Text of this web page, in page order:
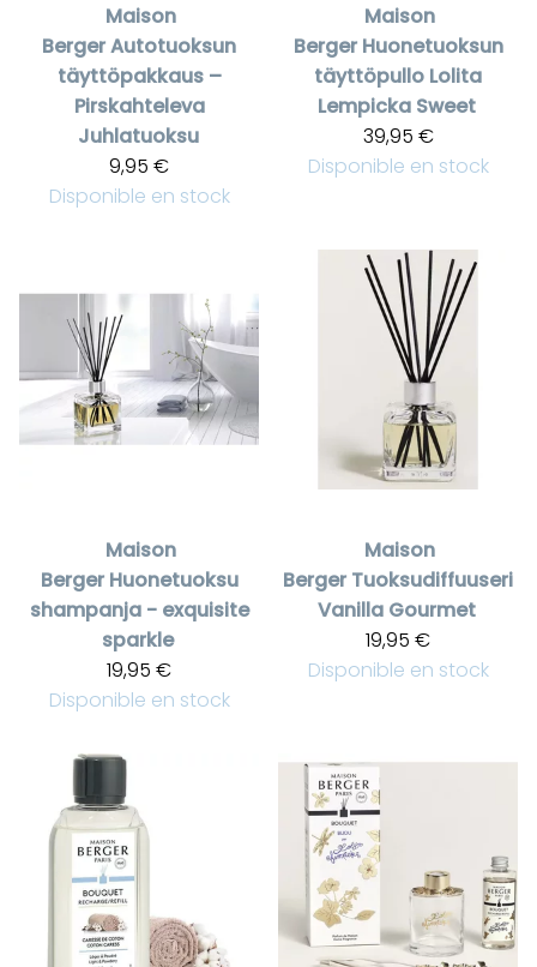
Maison
BergerAutotuoksun
täyttöpakkaus –
Pirskahteleva
Juhlatuoksu
9,95 €
Disponible en stock
Maison
Berger Huonetuoksun
täyttöpullo Lolita
Lempicka Sweet
39,95 €
Disponible en stock
Maison
Berger Huonetuoksu
shampanja - exquisite
sparkle
19,95 €
Disponible en stock
Maison
Berger Tuoksudiffuuseri
Vanilla Gourmet
19,95 €
Disponible en stock